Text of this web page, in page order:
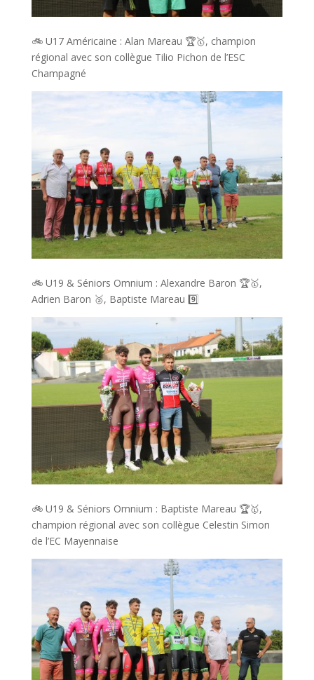
🚲 U17 Américaine : Alan Mareau 🏆🥇, champion
régional avec son collègue Tilio Pichon de l’ESC
Champagné
🚲 U19 & Séniors Omnium : Alexandre Baron 🏆🥇,
Adrien Baron 🥈, Baptiste Mareau 9️⃣
🚲 U19 & Séniors Omnium : Baptiste Mareau 🏆🥇,
champion régional avec son collègue Celestin Simon
de l’EC Mayennaise